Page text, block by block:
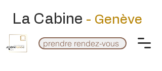
La Cabine - Genève
prendre rendez-vous